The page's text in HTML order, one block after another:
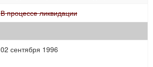
В процессе ликвидации
02 сентября 1996